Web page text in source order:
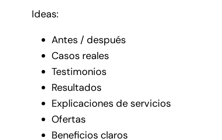
Ideas:
Antes / después
Casos reales
Testimonios
Resultados
Explicaciones de servicios
Ofertas
Beneficios claros